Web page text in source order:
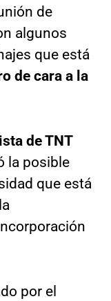
de
algunos
que está
de cara a la
de TNT
la posible
que está
por el